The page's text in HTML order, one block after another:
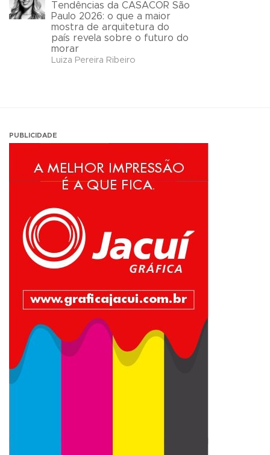
Tendências da CASACOR São
Paulo 2026: o que a maior
mostra de arquitetura do
país revela sobre o futuro do
morar
Luiza Pereira Ribeiro
PUBLICIDADE